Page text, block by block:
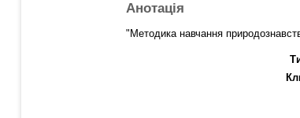
Анотація
"Методика навчання